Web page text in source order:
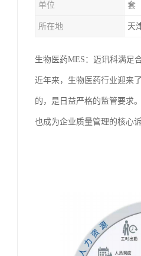
单位 套
所在地 天
生物医药MES：迈讯科满足
近年来，生物医药行业迎来
的，是日益严格的监管要求
也成为企业质量管理的核心